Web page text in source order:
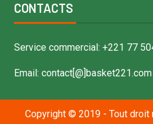
CONTACTS
Service commercial: +221 77
Email: contact[@]basket221.com
Copyright © 2019 - Tout droit